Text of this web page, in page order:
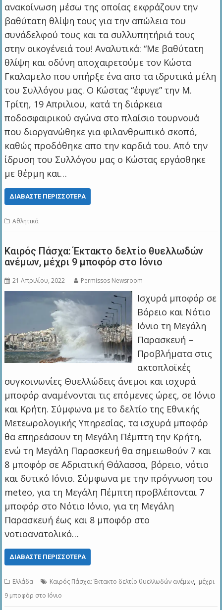
ανακοίνωση μέσω της οποίας εκφράζουν την
βαθύτατη θλίψη τους για την απώλεια του
συνάδελφού τους και τα συλλυπητήριά τους
στην οικογένειά του! Αναλυτικά: “Με βαθύτατη
θλίψη και οδύνη αποχαιρετούμε τον Κώστα
Γκαλαμελο που υπήρξε ένα απο τα ιδρυτικά μέλη
του Συλλόγου μας. Ο Κώστας “έφυγε” την Μ.
Τρίτη, 19 Απριλιου, κατά τη διάρκεια
ποδοσφαιρικού αγώνα στο πλαίσιο τουρνουά
που διοργανώθηκε για φιλανθρωπικό σκοπό,
καθώς προδόθηκε απο την καρδιά του. Από την
ίδρυση του Συλλόγου μας ο Κώστας εργάσθηκε
με θέρμη και…
ΔΙΑΒΆΣΤΕ ΠΕΡΙΣΣΌΤΕΡΑ
Αθλητικά
Καιρός Πάσχα: Έκτακτο δελτίο θυελλωδών
ανέμων, μέχρι 9 μποφόρ στο Ιόνιο
21 Απριλίου, 2022 Permissos Newsroom
Ισχυρά μποφόρ σε
Βόρειο και Νότιο
Ιόνιο τη Μεγάλη
Παρασκευή –
Προβλήματα στις
ακτοπλοϊκές
συγκοινωνίες Θυελλώδεις άνεμοι και ισχυρά
μποφόρ αναμένονται τις επόμενες ώρες, σε Ιόνιο
και Κρήτη. Σύμφωνα με το δελτίο της Εθνικής
Μετεωρολογικής Υπηρεσίας, τα ισχυρά μποφόρ
θα επηρεάσουν τη Μεγάλη Πέμπτη την Κρήτη,
ενώ τη Μεγάλη Παρασκευή θα σημειωθούν 7 και
8 μποφόρ σε Αδριατική Θάλασσα, βόρειο, νότιο
και δυτικό Ιόνιο. Σύμφωνα με την πρόγνωση του
meteo, για τη Μεγάλη Πέμπτη προβλέπονται 7
μποφόρ στο Νότιο Ιόνιο, για τη Μεγάλη
Παρασκευή έως και 8 μποφόρ στο
νοτιοανατολικό…
ΔΙΑΒΆΣΤΕ ΠΕΡΙΣΣΌΤΕΡΑ
Ελλάδα Καιρός Πάσχα: Έκτακτο δελτίο θυελλωδών ανέμων, μέχρι
9 μποφόρ στο Ιόνιο